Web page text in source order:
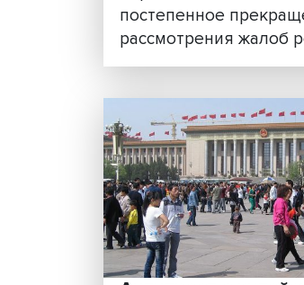
Жизнь вне
какими должны
национальные
правосудия,
ЕСПЧ
Россия недавно
Европы, что
постепенное
рассмотрения